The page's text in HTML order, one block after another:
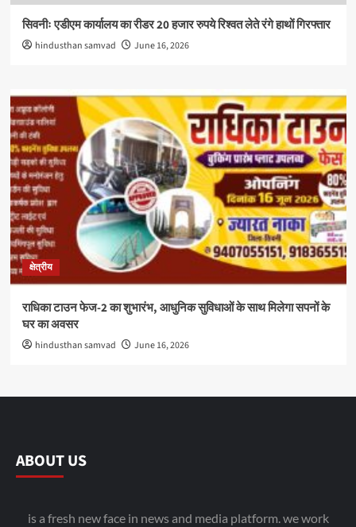
सिवनीः एडीएम कार्यालय का रीडर 20 हजार रुपये रिश्वत लेते रंगे हाथों गिरफ्तार
hindusthan samvad June 16, 2026
क्षेत्रीय
राधिका टाउन फेज-2 का शुभारंभ, आधुनिक सुविधाओं के साथ मिलेगा सपनों के
घर का अवसर
hindusthan samvad June 16, 2026
ABOUT US
is a fresh new face in news and media platform. we work